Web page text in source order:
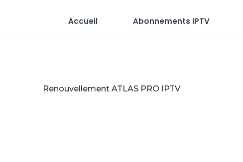
Accueil Abonnements IPTV
Renouvellement ATLAS PRO IPTV